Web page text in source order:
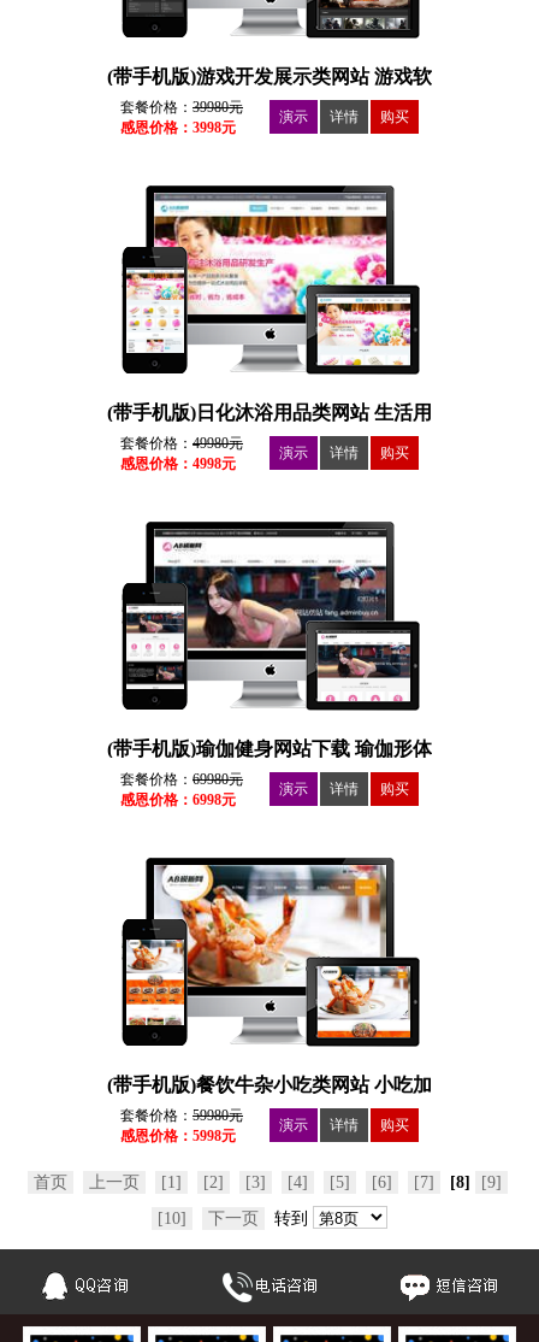
(带手机版)游戏开发展示类网站 游戏软
件开发
套餐价格： 39980元
感恩价格：3998元
演示 详情 购买
(带手机版)日化沐浴用品类网站 生活用
品
套餐价格： 49980元
感恩价格：4998元
演示 详情 购买
(带手机版)瑜伽健身网站下载 瑜伽形体
美术馆下载
套餐价格： 69980元
感恩价格：6998元
演示 详情 购买
(带手机版)餐饮牛杂小吃类网站 小吃加
盟培训类网站下载
套餐价格： 59980元
感恩价格：5998元
演示 详情 购买
首页 上一页 [1] [2] [3] [4] [5] [6] [7] [8]
[9]
[10]
下一页 转到